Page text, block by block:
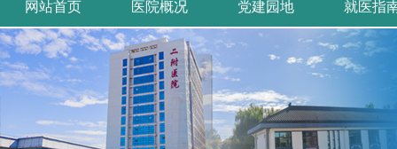
网站首页 医院概况 党建园地 就医指